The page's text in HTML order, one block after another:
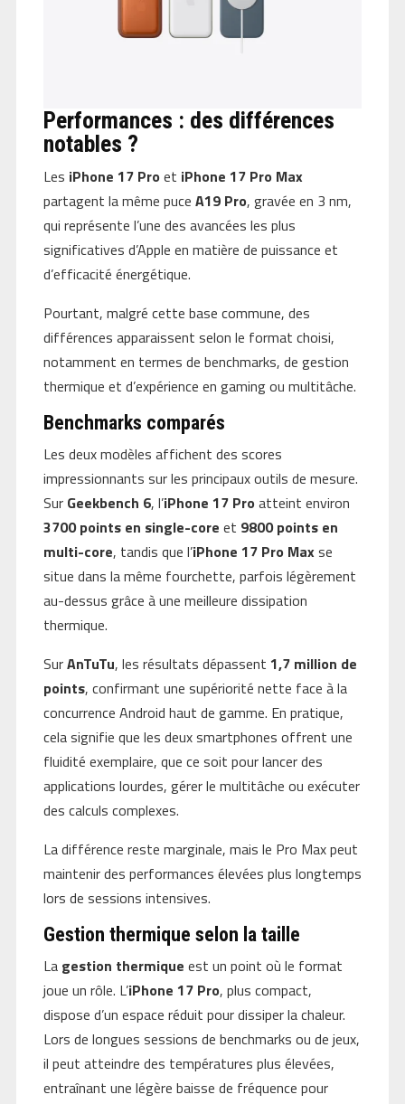
Performances : des différences
notables ?
Les iPhone 17 Pro et iPhone 17 Pro Max
partagent la même puce A19 Pro, gravée en 3 nm,
qui représente l’une des avancées les plus
significatives d’Apple en matière de puissance et
d’efficacité énergétique.
Pourtant, malgré cette base commune, des
différences apparaissent selon le format choisi,
notamment en termes de benchmarks, de gestion
thermique et d’expérience en gaming ou multitâche.
Benchmarks comparés
Les deux modèles affichent des scores
impressionnants sur les principaux outils de mesure.
Sur Geekbench 6, l’iPhone 17 Pro atteint environ
3700 points en single-core et 9800 points en
multi-core, tandis que l’iPhone 17 Pro Maxse
situe dans la même fourchette, parfois légèrement
au-dessus grâce à une meilleure dissipation
thermique.
SurAnTuTu, les résultats dépassent 1,7 million de
points, confirmant une supériorité nette face à la
concurrence Android haut de gamme. En pratique,
cela signifie que les deux smartphones offrent une
fluidité exemplaire, que ce soit pour lancer des
applications lourdes, gérer le multitâche ou exécuter
des calculs complexes.
La différence reste marginale, mais le Pro Max peut
maintenir des performances élevées plus longtemps
lors de sessions intensives.
Gestion thermique selon la taille
La gestion thermique est un point où le format
joue un rôle. L’iPhone 17 Pro, plus compact,
dispose d’un espace réduit pour dissiper la chaleur.
Lors de longues sessions de benchmarks ou de jeux,
il peut atteindre des températures plus élevées,
entraînant une légère baisse de fréquence pour